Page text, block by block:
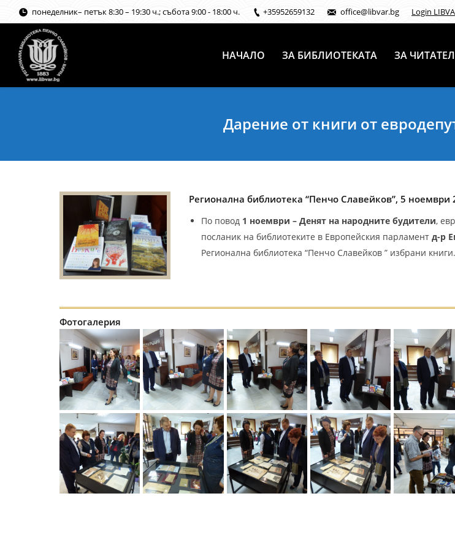
понеделник– петък 8:30 – 19:30 ч.; събота 9:00 - 18:00 ч. +35952659132 office@libvar.bg Login
НАЧАЛО ЗА БИБЛИОТЕКАТА ЗА
Дарение от книги от
Регионална библиотека “Пенчо Славейков”, 5 ноември
По повод 1 ноември – Денят на народните будители,
посланик на библиотеките в Европейския парламент д-р
Регионална библиотека “Пенчо Славейков ” избрани книги.
Фотогалерия